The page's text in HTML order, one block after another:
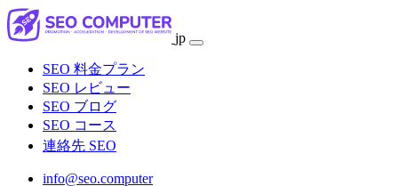
jp
SEO 料金プラン
SEO レビュー
SEO ブログ
SEO コース
連絡先 SEO
info@seo.computer